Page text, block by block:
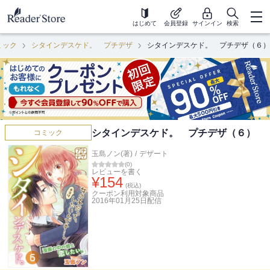
はじめて 会員登録 サインイン 検索
ック シタインデスケド。 プチデザ シタインデスケド。 プチデザ（６）
コミック シタインデスケド。 プチデザ（６）
玉島ノン(著) / デザート
(0)
レビューを書く
¥154 (税込)
クーポン利用対象商品
2016年01月25日 配信